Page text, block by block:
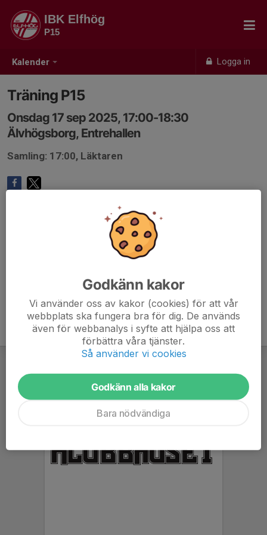
Kalender Logga in
IBK Elfhög
P15
Träning P15
Onsdag 17 sep 2025, 17:00-18:30
Älvhögsborg, Entrehallen
Samling: 17:00, Läktaren
Godkänn kakor
Vi använder oss av kakor (cookies) för att vår
webbplats ska fungera bra för dig. De används
även för webbanalys i syfte att hjälpa oss att
förbättra våra tjänster.
Så använder vi cookies
Godkänn alla kakor
Bara nödvändiga